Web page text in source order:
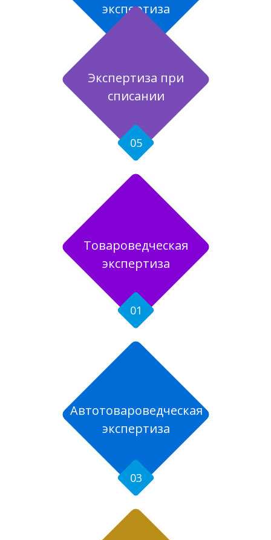
экспертиза
Экспертиза при
списании
05
01
Товароведческая
экспертиза
03
Автотовароведческая
экспертиза